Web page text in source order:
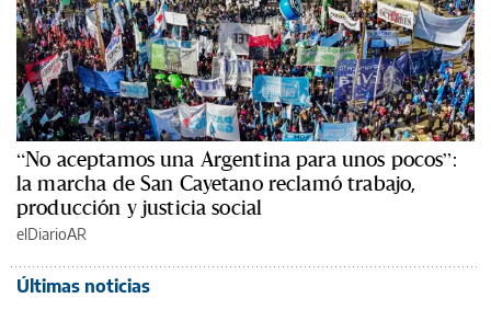
“No aceptamos una Argentina para unos pocos”:
la marcha de San Cayetano reclamó trabajo,
producción y justicia social
elDiarioAR
Últimas noticias